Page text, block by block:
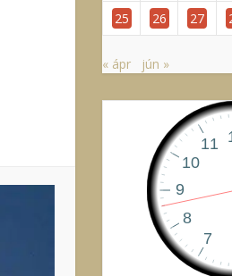
25
26 27
« ápr jún »